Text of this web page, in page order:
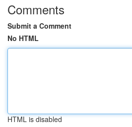
Comments
Submit a Comment
No HTML
HTML is disabled